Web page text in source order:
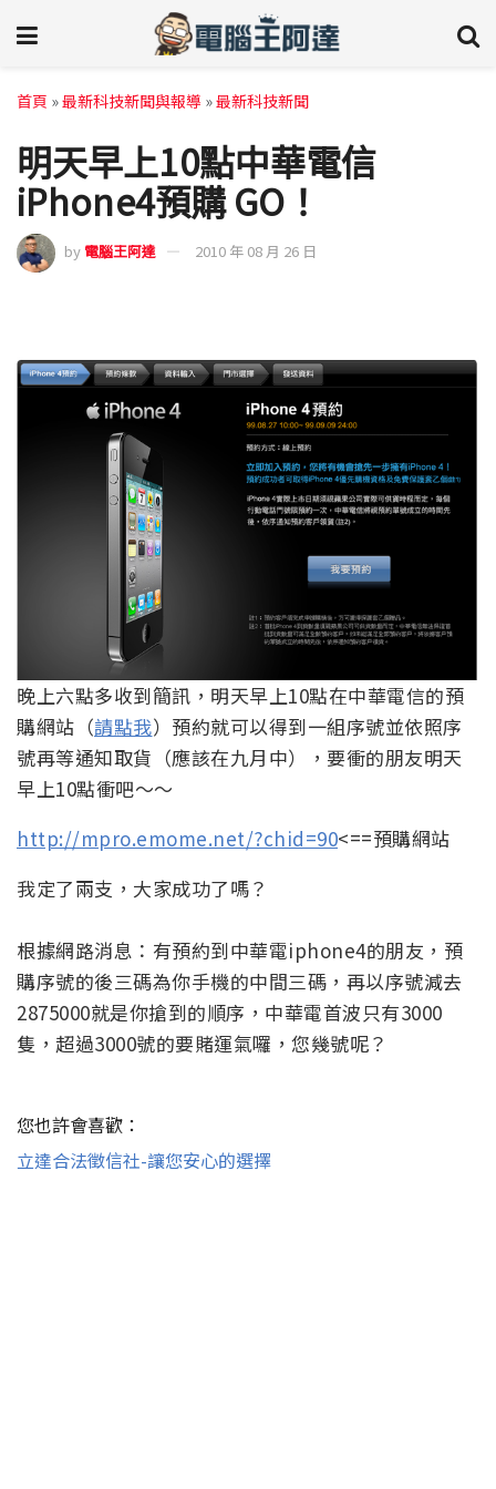
首頁 »最新科技新聞與報導 »最新科技新聞
明天早上10點中華電信
iPhone4預購 GO！
by 電腦王阿達 2010 年 08 月 26 日
晚上六點多收到簡訊，明天早上10點在中華電信的預
購網站（請點我）預約就可以得到一組序號並依照序
號再等通知取貨（應該在九月中），要衝的朋友明天
早上10點衝吧～～
http://mpro.emome.net/?chid=90<==預購網站
我定了兩支，大家成功了嗎？
根據網路消息：有預約到中華電iphone4的朋友，預
購序號的後三碼為你手機的中間三碼，再以序號減去
2875000就是你搶到的順序，中華電首波只有3000
隻，超過3000號的要賭運氣囉，您幾號呢？
您也許會喜歡：
立達合法徵信社-讓您安心的選擇